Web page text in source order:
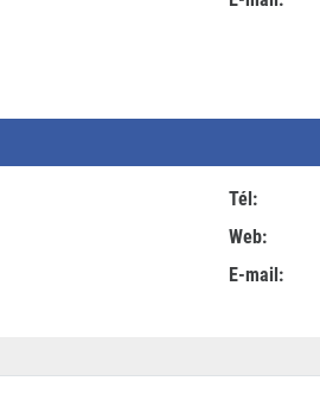
Tél:
Web:
E-mail: